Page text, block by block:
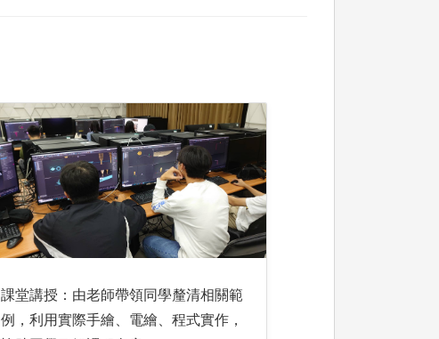
課堂講授：由老師帶領同學釐清相關範
例，利用實際手繪、電繪、程式實作，